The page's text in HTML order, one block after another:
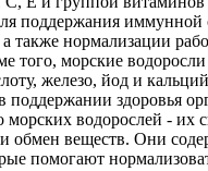
поддержания иммунной
также нормализации
того, морские водоросли
железо, йод и
поддержании здоровья
водорослей - их
обмен веществ. Они
помогают